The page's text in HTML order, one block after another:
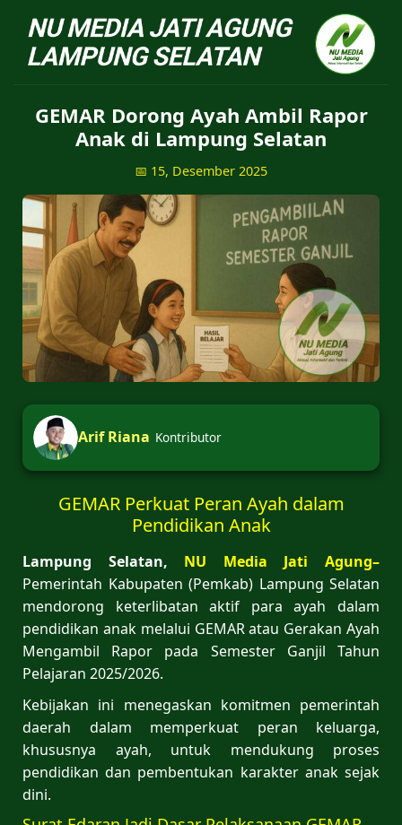
NU Jatiagung - Situs
GEMAR Dorong Ayah Ambil Rapor
Anak di Lampung Selatan
📅 15, Desember 2025
Arif Riana Kontributor
GEMAR Perkuat Peran Ayah dalam
Pendidikan Anak
Lampung Selatan, NU Media Jati Agung–
Pemerintah Kabupaten (Pemkab) Lampung Selatan
mendorong keterlibatan aktif para ayah dalam
pendidikan anak melalui GEMAR atau Gerakan Ayah
Mengambil Rapor pada Semester Ganjil Tahun
Pelajaran 2025/2026.
Kebijakan ini menegaskan komitmen pemerintah
daerah dalam memperkuat peran keluarga,
khususnya ayah, untuk mendukung proses
pendidikan dan pembentukan karakter anak sejak
dini.